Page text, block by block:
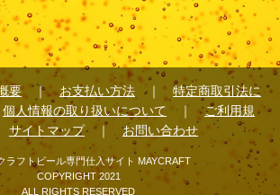
要 ｜お支払い方法 ｜ 特定商取引法に
個人情報の取り扱いについて ｜ご利用規
サイトマップ｜お問い合わせ
ラフトビール専門仕入サイト MAYCRAFT
COPYRIGHT 2021
ALL RIGHTS RESERVED